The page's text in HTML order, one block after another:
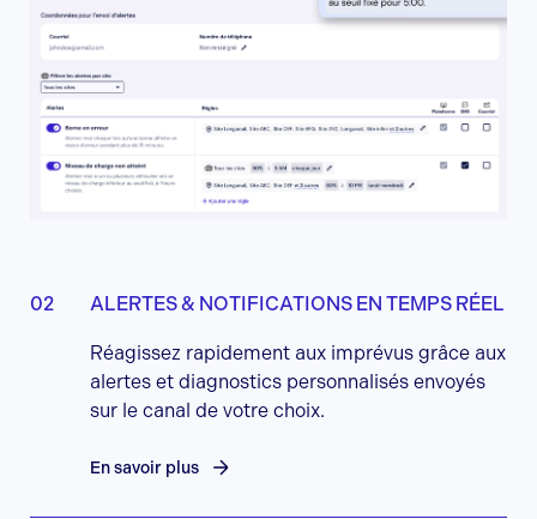
ALERTES & NOTIFICATIONS EN TEMPS RÉEL
Réagissez rapidement aux imprévus grâce aux
alertes et diagnostics personnalisés envoyés
sur le canal de votre choix.
En savoir plus